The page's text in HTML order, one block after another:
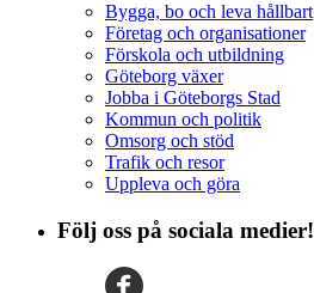
Bygga, bo och leva hållbart
Företag och organisationer
Förskola och utbildning
Göteborg växer
Jobba i Göteborgs Stad
Kommun och politik
Omsorg och stöd
Trafik och resor
Uppleva och göra
Följ oss på sociala medier!